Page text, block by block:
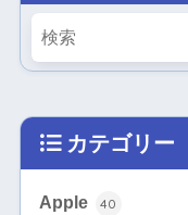
カテゴリー
Apple 40